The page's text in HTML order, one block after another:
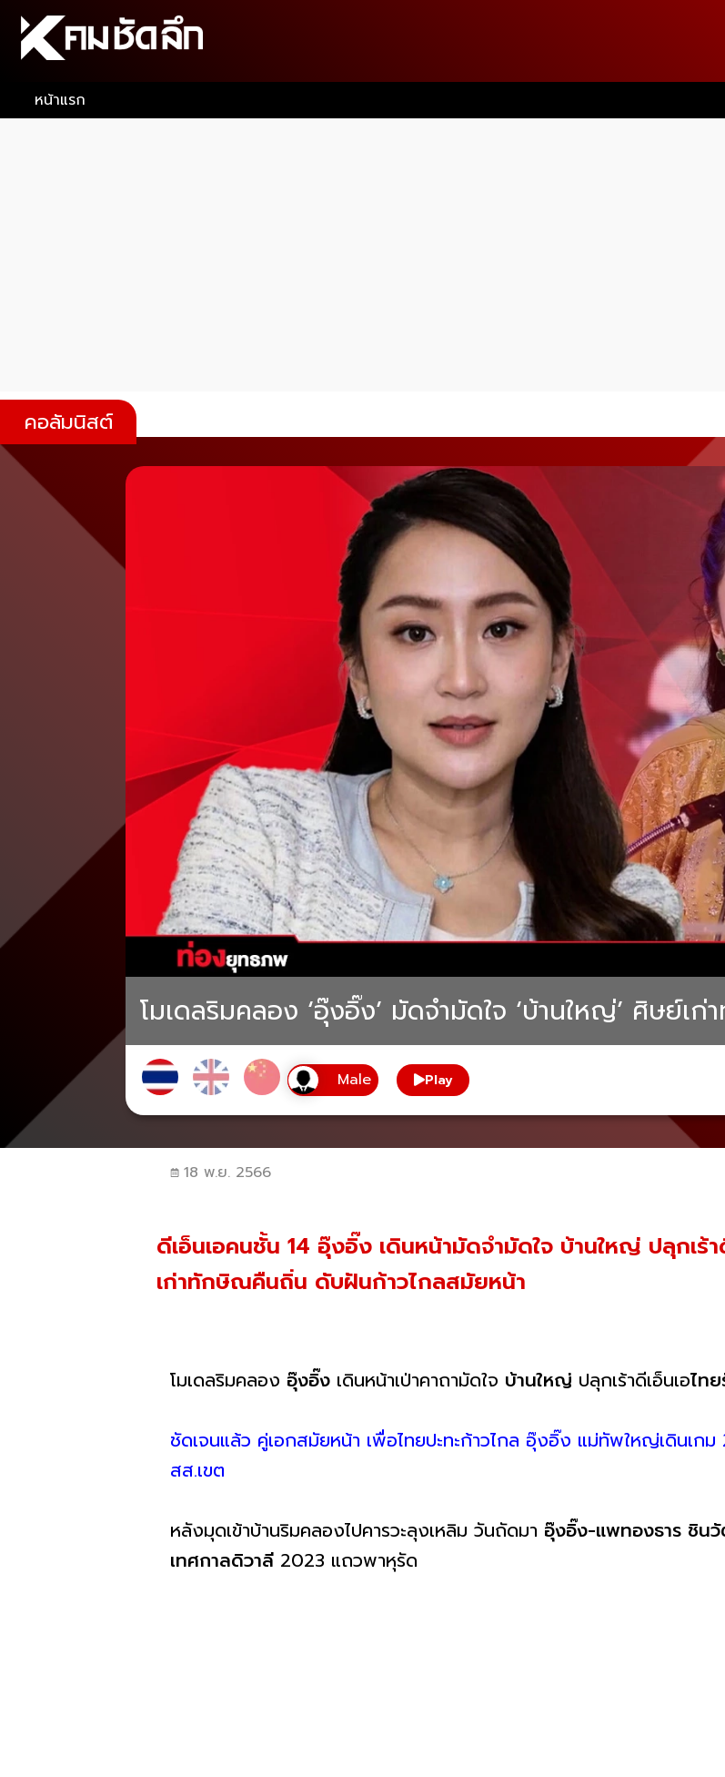
หน้าแรก
คอลัมนิสต์
โมเดลริมคลอง ‘อุ๊งอิ๊ง’ มัดจำมัดใจ ‘บ้านใหญ่’ ศิษย์เ
Play
18 พ.ย. 2566
ดีเอ็นเอคนชั้น 14 อุ๊งอิ๊ง เดินหน้ามัดจำมัดใจ บ้านใหญ่ ปลุกเร้
เก่าทักษิณคืนถิ่น ดับฝันก้าวไกลสมัยหน้า
โมเดลริมคลอง อุ๊งอิ๊ง เดินหน้าเป่าคาถามัดใจ บ้านใหญ่ ปลุกเร้าดีเอ็นเอไท
ชัดเจนแล้ว คู่เอกสมัยหน้า เพื่อไทยปะทะก้าวไกล อุ๊งอิ๊ง แม่ทัพใหญ่เดินเก
สส.เขต
หลังมุดเข้าบ้านริมคลองไปคารวะลุงเหลิม วันถัดมา อุ๊งอิ๊ง-แพทองธาร ชิน
เทศกาลดิวาลี 2023 แถวพาหุรัด